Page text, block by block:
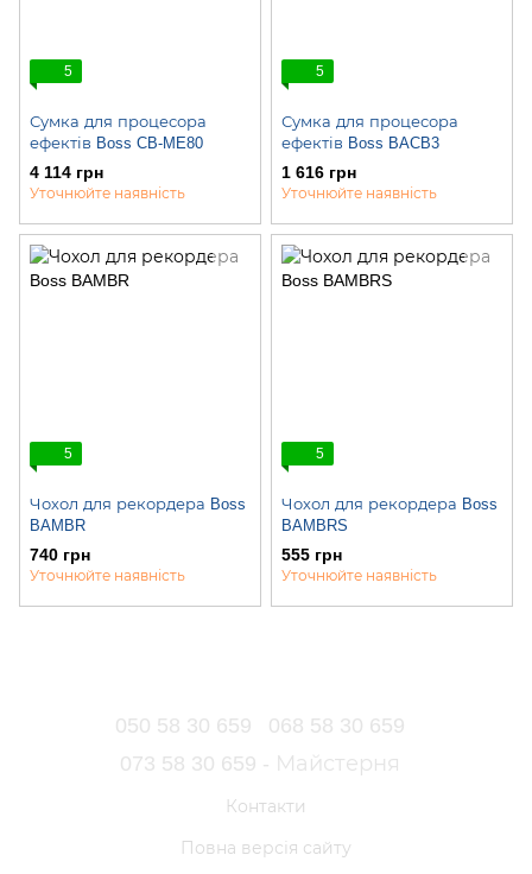
5
Сумка для процесора
ефектів Boss CB-ME80
4 114 грн
Уточнюйте наявність
5
Сумка для процесора
ефектів Boss BACB3
1 616 грн
Уточнюйте наявність
5
Чохол для рекордера Boss
BAMBR
740 грн
Уточнюйте наявність
5
Чохол для рекордера Boss
BAMBRS
555 грн
Уточнюйте наявність
050 58 30 659
068 58 30 659
073 58 30 659 - Майстерня
Контакти
Повна версія сайту